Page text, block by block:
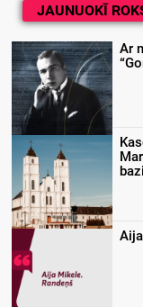
JAUNUOKĪ
Ar